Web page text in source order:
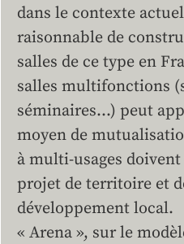
dans le contexte actuel
raisonnable de
salles de ce type en
salles multifonctions
séminaires…) peut
moyen de
à multi-usages
projet de territoire et
développement local.
« Arena », sur le